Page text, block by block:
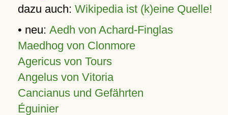
dazu auch: Wikipedia ist (k)eine Quelle!
• neu: Aedh von Achard-Finglas
Maedhog von Clonmore
Agericus von Tours
Angelus von Vitoria
Cancianus und Gefährten
Éguinier